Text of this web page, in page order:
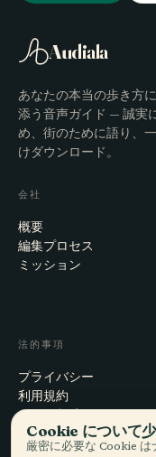
Audiala
あなたの本当の歩き方
添う音声ガイド — 誠実
め、街のために語り、
けダウンロード。
会社
概要
編集プロセス
ミッション
法的事項
プライバシー
利用規約
Cookie設定
アカウント削除
Cookie について
厳密に必要な Cookie